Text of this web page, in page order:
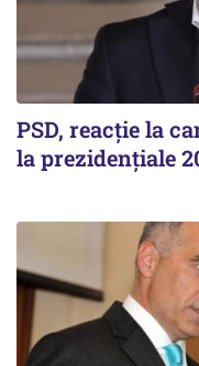
PSD, reacție la
la prezidențiale